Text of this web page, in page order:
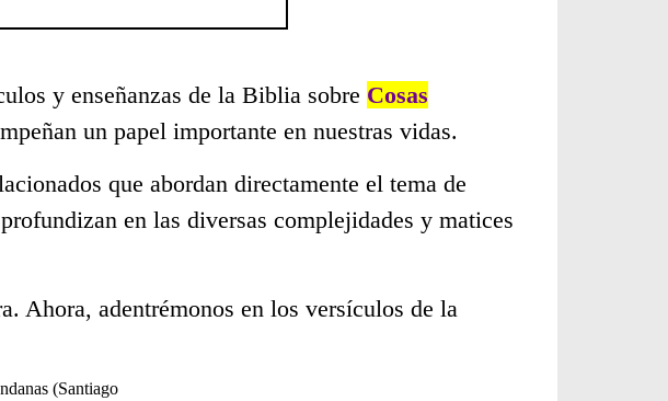
y enseñanzas de la Biblia sobre Cosas
un papel importante en nuestras vidas.
que abordan directamente el tema de
en las diversas complejidades y matices
Ahora, adentrémonos en los versículos de la